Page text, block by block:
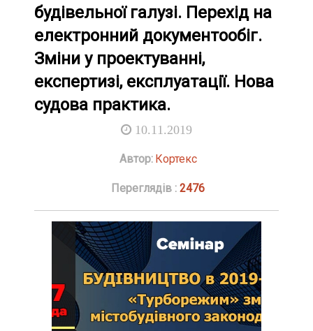
будівельної галузі. Перехід на
електронний документообіг.
Зміни у проектуванні,
експертизі, експлуатації. Нова
судова практика.
10.11.2019
Автор: Кортекс
Переглядів :2476